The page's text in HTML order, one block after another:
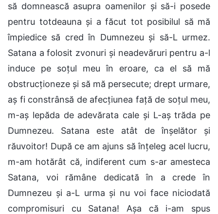
să domnească asupra oamenilor și să-i posede
pentru totdeauna și a făcut tot posibilul să mă
împiedice să cred în Dumnezeu și să-L urmez.
Satana a folosit zvonuri și neadevăruri pentru a-l
induce pe soțul meu în eroare, ca el să mă
obstrucționeze și să mă persecute; drept urmare,
aș fi constrânsă de afecțiunea față de soțul meu,
m-aș lepăda de adevărata cale și L-aș trăda pe
Dumnezeu. Satana este atât de înșelător și
răuvoitor! După ce am ajuns să înțeleg acel lucru,
m-am hotărât că, indiferent cum s-ar amesteca
Satana, voi rămâne dedicată în a crede în
Dumnezeu și a-L urma și nu voi face niciodată
compromisuri cu Satana! Așa că i-am spus